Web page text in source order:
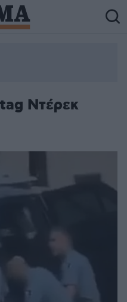
Ντέρεκ